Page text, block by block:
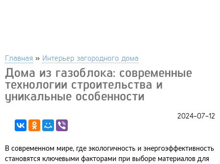
Главная » Интерьер загородного дома
Дома из газоблока: современные
технологии строительства и
уникальные особенности
2024-07-12
В современном мире, где экологичность и энергоэффективность
становятся ключевыми факторами при выборе материалов для